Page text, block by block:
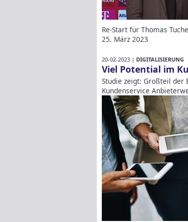
Re-Start für Thomas
25. März 2023
20-02-2023 | DIGITALISIERUNG
Viel Potential im
Studie zeigt: Großteil der
Kundenservice